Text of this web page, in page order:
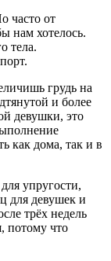
часто от
нам хотелось.
тела.
грудь на
и более
девушки, это
как дома, так и в
упругости,
для девушек и
трёх недель
потому что